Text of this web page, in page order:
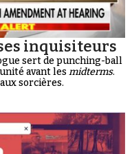
inquisiteurs
sert de punching-ball
avant les midterms.
sorcières.